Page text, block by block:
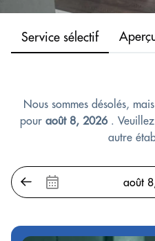
Service sélectif
Nous sommes désolés,
pour août 8, 2026. Veuillez
autre